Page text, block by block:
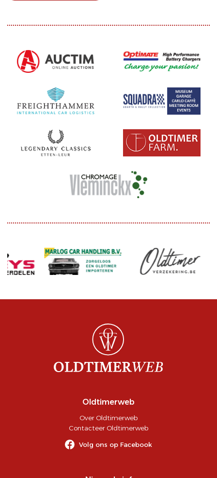
Oldtimerweb
Over Oldtimerweb
Contacteer Oldtimerweb
Volg ons op Facebook